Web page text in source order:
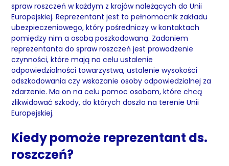
spraw roszczeń w każdym z krajów należących do Unii
Europejskiej. Reprezentant jest to pełnomocnik zakładu
ubezpieczeniowego, który pośredniczy w kontaktach
pomiędzy nim a osobą poszkodowaną. Zadaniem
reprezentanta do spraw roszczeń jest prowadzenie
czynności, które mają na celu ustalenie
odpowiedzialności towarzystwa, ustalenie wysokości
odszkodowania czy wskazanie osoby odpowiedzialnej za
zdarzenie. Ma on na celu pomoc osobom, które chcą
zlikwidować szkody, do których doszło na terenie Unii
Europejskiej.
Kiedy pomoże reprezentant ds.
roszczeń?